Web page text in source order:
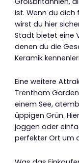
ist. Wenn du dich
wirst du hier
Stadt bietet eine
denen du die
Keramik
Eine weitere
Trentham
einem See,
üppigen Grün.
joggen oder
perfekter Ort um